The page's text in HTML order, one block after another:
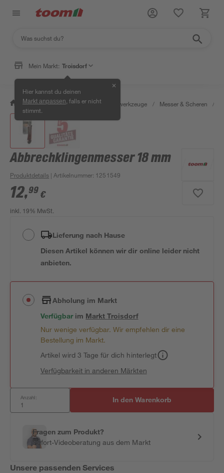
Mein Markt: Troisdorf
Hier kannst du deinen
Markt anpassen , falls er nicht
stimmt.
✕
/ Werkstatt & Maschinen / Handwerkzeuge / Messer & Scheren /
Abbrechklingenmesser 18 mm
Produktdetails | Artikelnummer: 1251549
12,99 €
inkl. 19% MwSt.
Lieferung nach Hause
Diesen Artikel können wir dir online leider nicht
anbieten.
Abholung im Markt
Verfügbar im MarktTroisdorf
Nur wenige verfügbar. Wir empfehlen dir eine
Bestellung im Markt.
Artikel wird 3 Tage für dich hinterlegt
Verfügbarkeit in anderen Märkten
Anzahl: In den Warenkorb
Fragen zum Produkt?
Sofort-Videoberatung aus dem Markt
Unsere passenden Services